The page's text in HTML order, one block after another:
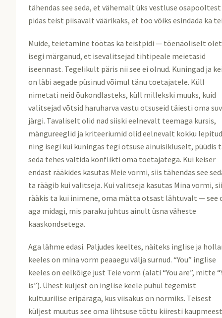
tähendas see seda, et vähemalt üks vestluse osapooltest
pidas teist piisavalt väärikaks, et too võiks esindada ka
Muide, teietamine töötas ka teistpidi — tõenäoliselt
isegi märganud, et isevalitsejad tihtipeale meietasid
iseennast. Tegelikult päris nii see ei olnud. Kuningad ja
on läbi aegade püsinud võimul tänu toetajatele. Küll
nimetati neid õukondlasteks, küll millekski muuks, kuid
valitsejad võtsid haruharva vastu otsuseid täiesti oma
järgi. Tavaliselt olid nad siiski eelnevalt teemaga kursis,
mängureeglid ja kriteeriumid olid eelnevalt kokku
ning isegi kui kuningas tegi otsuse ainuisikluselt, püüdis
seda tehes vältida konflikti oma toetajatega. Kui keiser
endast rääkides kasutas Meie vormi, siis tähendas see
ta räägib kui valitseja. Kui valitseja kasutas Mina vormi,
rääkis ta kui inimene, oma mätta otsast lähtuvalt — see
aga midagi, mis paraku juhtus ainult üsna väheste
kaaskondsetega.
Aga lähme edasi. Paljudes keeltes, näiteks inglise ja
keeles on mina vorm peaaegu välja surnud. “You” inglise
keeles on eelkõige just Teie vorm (alati “You are”, mitte
is”). Ühest küljest on inglise keele puhul tegemist
kultuurilise eripäraga, kus viisakus on normiks. Teisest
küljest muutus see oma lihtsuse tõttu kiiresti